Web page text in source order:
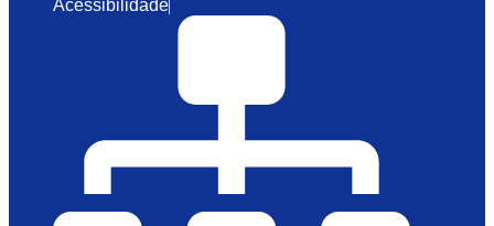
Acessibilidade